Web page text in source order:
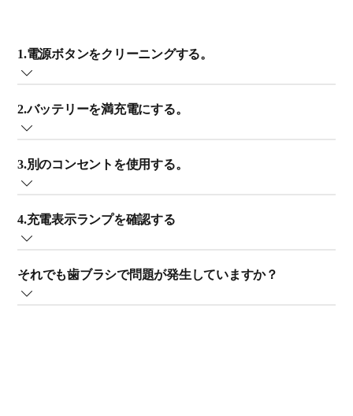
1.電源ボタンをクリーニングする。
ます。それが原因で電源ボタンが引っかかり、オンにな
らない場合があります。電源ボタンとその周囲は、濡ら
2.バッテリーを満充電にする。
させるための力が不足する場合があります。24 時間以上
充電することをお勧めします。バッテリー不足を起こさ
してください。
ー切れを起こしていることが考えられます。充電器にハ
ンドルを立ててください。充電は開始されますが、充電
3.別のコンセントを使用する。
充電器を接続しているコンセントに不具合があると、歯
ブラシを充電できないことがあります。一部の国では、
わっています。お使いのコンセントに電気が通っている
ことを確認してから、歯ブラシを充電してください。
4.充電表示ランプを確認する
るものの、振動しない場合は、内部が損傷しています。
オンラインでの
それでも歯ブラシで問題が発生していますか？